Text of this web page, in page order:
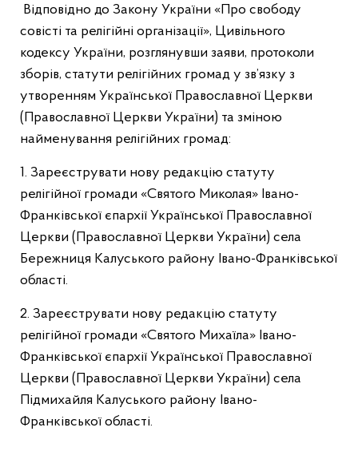
Відповідно до Закону України «Про свободу
совісті та релігійні організації», Цивільного
кодексу України, розглянувши заяви, протоколи
зборів, статути релігійних громад у зв’язку з
утворенням Української Православної Церкви
(Православної Церкви України) та зміною
найменування релігійних громад:
1. Зареєструвати нову редакцію статуту
релігійної громади «Cвятого Миколая» Івано-
Франківської єпархії Української Православної
Церкви (Православної Церкви України) села
Бережниця Калуського району Івано-Франківської
області.
2. Зареєструвати нову редакцію статуту
релігійної громади «Святого Михаїла» Івано-
Франківської єпархії Української Православної
Церкви (Православної Церкви України) села
Підмихайля Калуського району Івано-
Франківської області.